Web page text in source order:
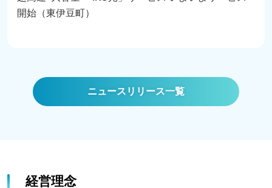
開始（東伊豆町）
ニュースリリース一覧
経営理念